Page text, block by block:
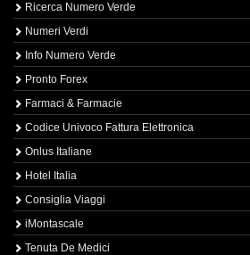
Ricerca Numero Verde
Numeri Verdi
Info Numero Verde
Pronto Forex
Farmaci & Farmacie
Codice Univoco Fattura Elettronica
Onlus Italiane
Hotel Italia
Consiglia Viaggi
iMontascale
Tenuta De Medici